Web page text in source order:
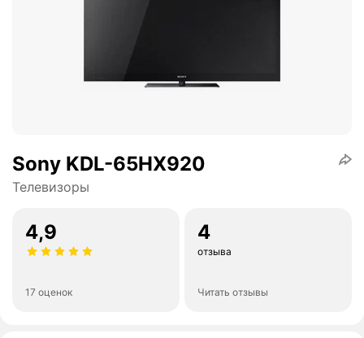
Sony KDL-65HX920
Телевизоры
4,9
17 оценок
4
отзыва
Читать отзывы